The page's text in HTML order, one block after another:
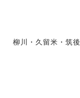
柳川・久留米・筑後